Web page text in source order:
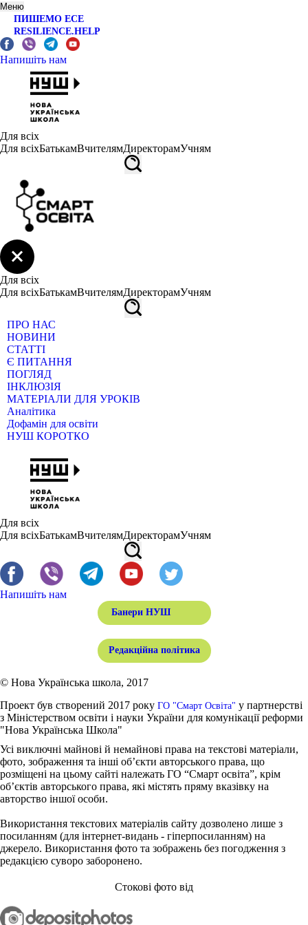
Меню
ПИШЕМО ЕСЕ
RESILIENCE.HELP
Напишіть нам
Для всіх
Для всіхБатькамВчителямДиректорамУчням
Для всіх
Для всіхБатькамВчителямДиректорамУчням
ПРО НАС
НОВИНИ
СТАТТІ
Є ПИТАННЯ
ПОГЛЯД
ІНКЛЮЗІЯ
МАТЕРІАЛИ ДЛЯ УРОКІВ
Аналітика
Дофамін для освіти
НУШ КОРОТКО
Для всіх
Для всіхБатькамВчителямДиректорамУчням
Напишіть нам
Банери НУШ
Редакційна політика
© Нова Українська школа, 2017
Проект був створений 2017 року ГО "Смарт Освіта" у партнерстві
з Міністерством освіти і науки України для комунікації реформи
"Нова Українська Школа"
Усі виключні майнові й немайнові права на текстові матеріали,
фото, зображення та інші об’єкти авторського права, що
розміщені на цьому сайті належать ГО “Смарт освіта”, крім
об’єктів авторського права, які містять пряму вказівку на
авторство іншої особи.
Використання текстових матеріалів сайту дозволено лише з
посиланням (для інтернет-видань - гіперпосиланням) на
джерело. Використання фото та зображень без погодження з
редакцією суворо заборонено.
Стокові фото від